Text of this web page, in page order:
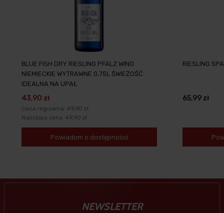
BLUE FISH DRY RIESLING PFALZ WINO
NIEMIECKIE WYTRAWNE 0,75L ŚWIEŻOŚĆ
IDEALNA NA UPAŁ
43,90 zł
Cena regularna: 49,90 zł
Najniższa cena: 49,90 zł
Powiadom o dostępności
RIESLING
65,99 zł
NEWSLETTER